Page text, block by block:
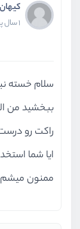
کیهان
1 سال پیش
سلام خسته
ببخشید من
راکت رو
ایا شما
ممنون میشم